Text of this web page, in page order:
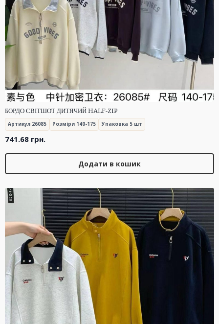
БОРДО СВІТШОТ ДИТЯЧИЙ HALF-ZIP
Артикул 26085 Розміри 140-175 Упаковка 5 шт
741.68 грн.
Додати в кошик